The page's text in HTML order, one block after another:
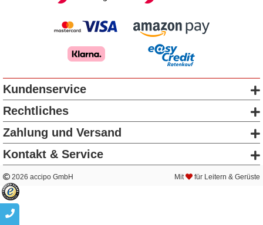
Kundenservice
Rechtliches
Zahlung und Versand
Kontakt & Service
2026 accipo GmbH Mit für Leitern & Gerüste